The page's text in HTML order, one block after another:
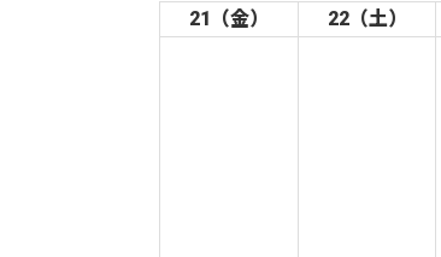
21（金） 22（土）